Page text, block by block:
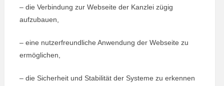
– die Verbindung zur Webseite der Kanzlei zügig
aufzubauen,
– eine nutzerfreundliche Anwendung der Webseite zu
ermöglichen,
– die Sicherheit und Stabilität der Systeme zu erkennen